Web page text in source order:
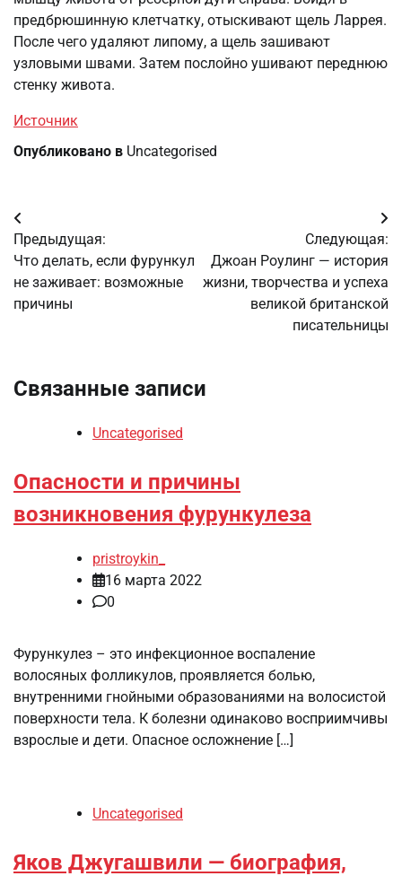
предбрюшинную клетчатку, отыскивают щель Ларрея.
После чего удаляют липому, а щель зашивают
узловыми швами. Затем послойно ушивают переднюю
стенку живота.
Источник
Опубликовано в Uncategorised
Навигация
по
записям
Предыдущая:
Что делать, если фурункул
не заживает: возможные
причины
Следующая:
Джоан Роулинг — история
жизни, творчества и успеха
великой британской
писательницы
Связанные записи
Uncategorised
Опасности и причины
возникновения фурункулеза
pristroykin_
16 марта 2022
0
Фурункулез – это инфекционное воспаление
волосяных фолликулов, проявляется болью,
внутренними гнойными образованиями на волосистой
поверхности тела. К болезни одинаково восприимчивы
взрослые и дети. Опасное осложнение […]
Uncategorised
Яков Джугашвили — биография,